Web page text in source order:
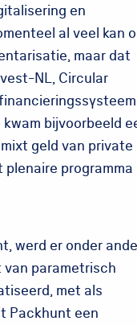
en
al veel kan
maar dat
NL, Circular
bijvoorbeeld
geld van private
programma
werd er onder
van parametrisch
met als
Packhunt een